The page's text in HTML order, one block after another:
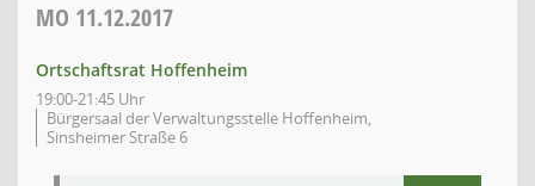
MO 11.12.2017
Ortschaftsrat Hoffenheim
19:00-21:45 Uhr
Bürgersaal der Verwaltungsstelle Hoffenheim,
Sinsheimer Straße 6